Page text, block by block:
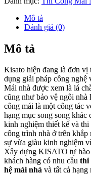
Mô tả
Đánh giá (0)
Mô tả
Kisato hiện đang là đơn
dụng giải pháp công nghệ
Mái nhà được xem là lá
cũng như bảo vệ ngôi
công mái là một công tác
hạng mục song song
kinh nghiệm thiết kế và
công trình nhà ở trên
sự vừa giàu kinh nghiệm
Xây dựng KISATO tự hào
khách hàng có nhu cầu thi
hệ mái nhà và tất cả hạng